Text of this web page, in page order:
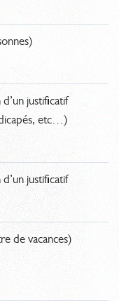
justificatif
etc…)
justificatif
de vacances)